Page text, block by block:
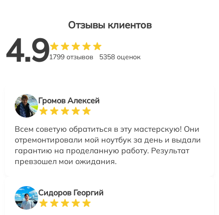
Отзывы клиентов
4.91799 отзывов 5358 оценок
Громов Алексей
Всем советую обратиться в эту мастерскую! Они
отремонтировали мой ноутбук за день и выдали
гарантию на проделанную работу. Результат
превзошел мои ожидания.
Сидоров Георгий